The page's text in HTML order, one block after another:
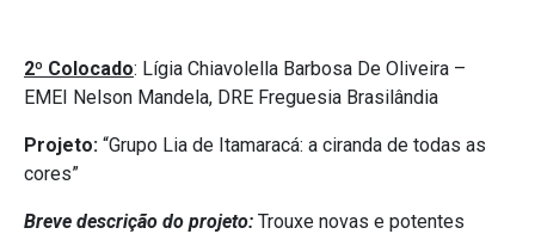
2º Colocado: Lígia Chiavolella Barbosa De Oliveira –
EMEI Nelson Mandela, DRE Freguesia Brasilândia
Projeto: “Grupo Lia de Itamaracá: a ciranda de todas as
cores”
Breve descrição do projeto: Trouxe novas e potentes